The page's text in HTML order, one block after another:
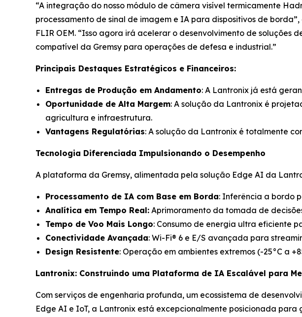
“A integração do nosso módulo de câmera visível termicamente
processamento de sinal de imagem e IA para dispositivos de
FLIR OEM. “Isso agora irá acelerar o desenvolvimento de
compatível da Gremsy para operações de defesa e industrial.”
Principais Destaques Estratégicos e Financeiros:
Entregas de Produção em Andamento: A Lantronix já está
Oportunidade de Alta Margem: A solução da Lantronix é
agricultura e infraestrutura.
Vantagens Regulatórias: A solução da Lantronix é totalmente
Tecnologia Diferenciada Impulsionando o Desempenho
A plataforma da Gremsy, alimentada pela solução Edge AI da
Processamento de IA com Base em Borda: Inferência a bordo
Analítica em Tempo Real: Aprimoramento da tomada de
Tempo de Voo Mais Longo: Consumo de energia ultra eficiente
Conectividade Avançada: Wi-Fi® 6 e E/S avançada para
Design Resistente: Operação em ambientes extremos (-25°C a
Lantronix: Construindo uma Plataforma de IA Escalável para
Com serviços de engenharia profunda, um ecossistema de
Edge AI e IoT, a Lantronix está excepcionalmente posicionada